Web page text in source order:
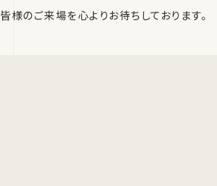
皆様のご来場を心よりお待ちしております。